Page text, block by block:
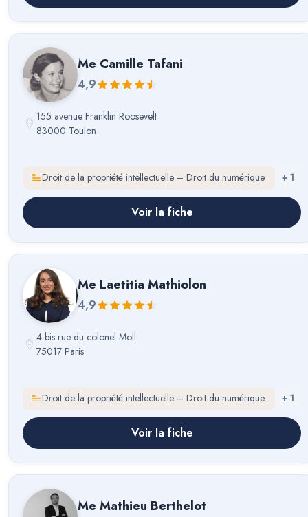
Me Camille Tafani
4,9
155 avenue Franklin Roosevelt
83000 Toulon
Droit de la propriété intellectuelle – Droit du numérique + 1
Voir la fiche
Me Laetitia Mathiolon
4,9
4 bis rue du colonel Moll
75017 Paris
Droit de la propriété intellectuelle – Droit du numérique + 1
Voir la fiche
Me Mathieu Berthelot